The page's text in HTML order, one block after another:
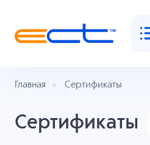
Главная Сертификаты
Сертификаты